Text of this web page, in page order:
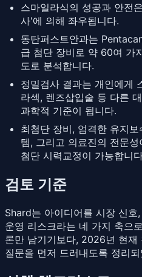
스마일라식의 성공과 안전
사'에 의해 좌우됩니다.
동탄퍼스트안과는
급 첨단 장비로 약 60여 가
도로 분석합니다.
정밀검사 결과는 개인에게
라섹, 렌즈삽입술 등 다른
과학적 기준이 됩니다.
최첨단 장비, 엄격한 유지
템, 그리고 의료진의 전문
첨단 시력교정이 가능합니
검토 기준
Shard는 아이디어를 시장 신
운영 리스크라는 네 가지 축으
론만 남기기보다, 2026년 현
질문을 먼저 드러내도록 정리